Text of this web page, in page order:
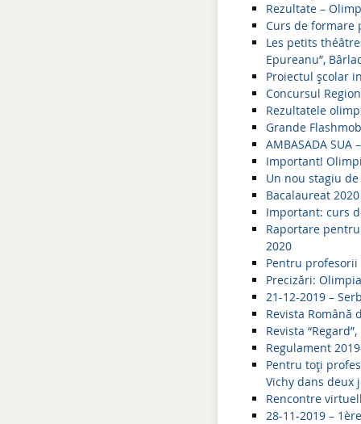
Rezultate –
Curs de formare
Les petits
Epureanu”,
Proiectul școlar
Concursul
Rezultatele
Grande
AMBASADA
Important!
Un nou stagiu de
Bacalaureat
Important: curs
Raportare
2020
Pentru profesorii
Precizări:
21-12-2019 –
Revista Română
Revista
Regulament
Pentru toți
Vichy dans deux
Rencontre
28-11-2019 –